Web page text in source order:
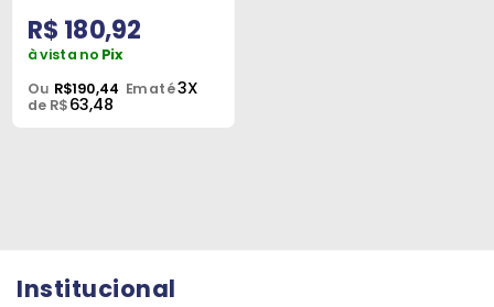
R$ 180,92
à vista no Pix
Ou R$190,44 Em até3X
de R$63,48
Institucional